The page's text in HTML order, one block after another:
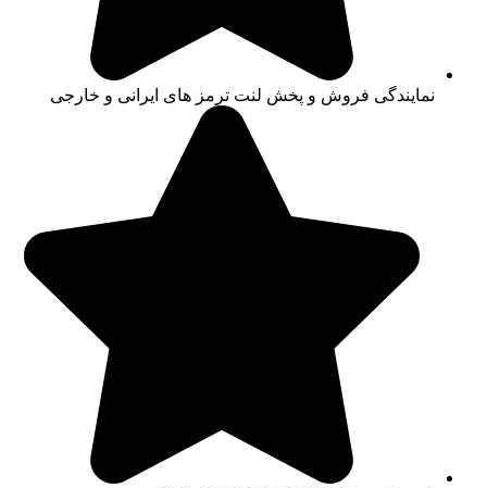
نمایندگی فروش و پخش لنت ترمز های ایرانی و خارجی